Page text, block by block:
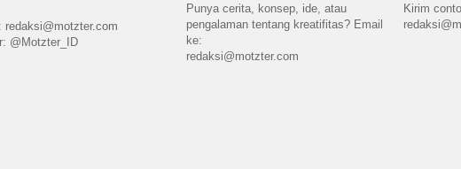
redaksi@motzter.com
@Motzter_ID
Punya cerita, konsep, ide, atau
pengalaman tentang kreatifitas? Email
ke:
redaksi@motzter.com
Kirim